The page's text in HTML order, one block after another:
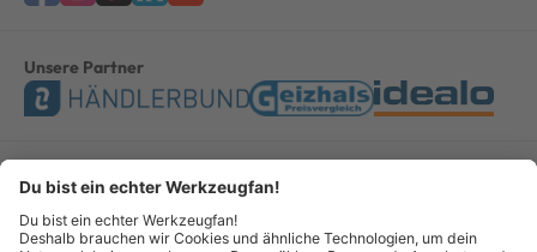
Unsere Partner
Bezahlung & Versand